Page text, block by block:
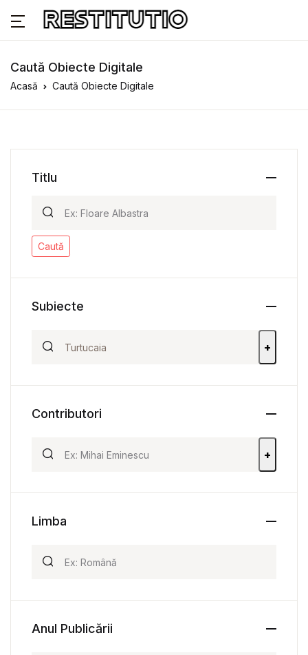
Caută Obiecte Digitale
Acasă Caută Obiecte Digitale
Titlu
Caută
Subiecte
+
Contributori
+
Limba
Anul Publicării